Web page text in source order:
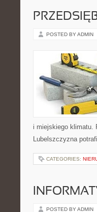
POSTED BY ADMIN
i miejskiego klimatu.
Lubelszczyzna
CATEGORIES:
POSTED BY ADMIN